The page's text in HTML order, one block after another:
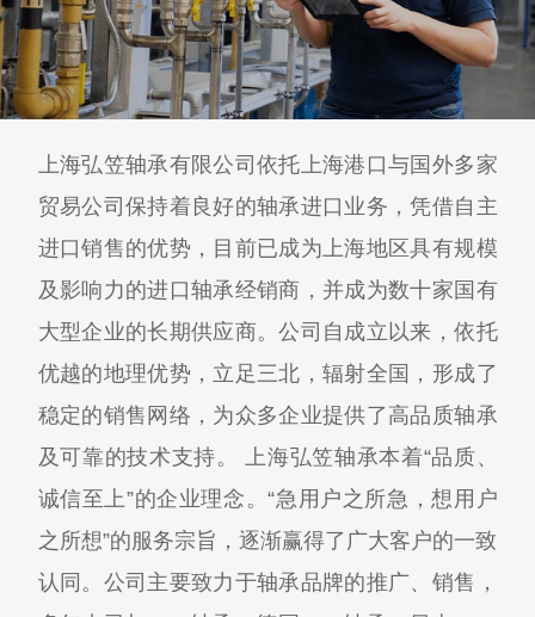
上海弘笠轴承有限公司依托上海港口与国外多家
贸易公司保持着良好的轴承进口业务，凭借自主
进口销售的优势，目前已成为上海地区具有规模
及影响力的进口轴承经销商，并成为数十家国有
大型企业的长期供应商。公司自成立以来，依托
优越的地理优势，立足三北，辐射全国，形成了
稳定的销售网络，为众多企业提供了高品质轴承
及可靠的技术支持。 上海弘笠轴承本着“品质、
诚信至上”的企业理念。“急用户之所急，想用户
之所想”的服务宗旨，逐渐赢得了广大客户的一致
认同。公司主要致力于轴承品牌的推广、销售，